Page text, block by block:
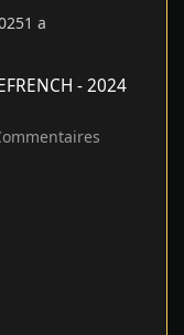
1 a
- 2024